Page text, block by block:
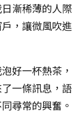
漸稀薄的人際
，讓微風吹進
好一杯熱茶，
一條訊息，語
尋常的興奮。